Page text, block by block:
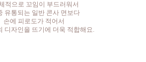
적으로 꼬임이 부드러워서
유통되는 일반 콘사 면보다
손에 피로도가 적어서
디자인을 뜨기에 더욱 적합해요.